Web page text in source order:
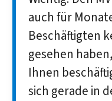
auch für
Beschäftigten
gesehen
Ihnen
sich gerade in